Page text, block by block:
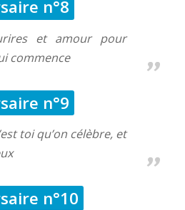
n°8
et amour pour
commence
n°9
toi qu’on célèbre, et
n°10